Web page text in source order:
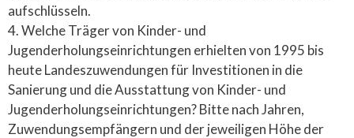
aufschlüsseln.
4. Welche Träger von Kinder- und
Jugenderholungseinrichtungen erhielten von 1995 bis
heute Landeszuwendungen für Investitionen in die
Sanierung und die Ausstattung von Kinder- und
Jugenderholungseinrichtungen? Bitte nach Jahren,
Zuwendungsempfängern und der jeweiligen Höhe der